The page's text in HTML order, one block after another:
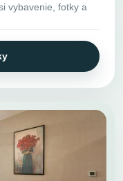
vybavenie, fotky a